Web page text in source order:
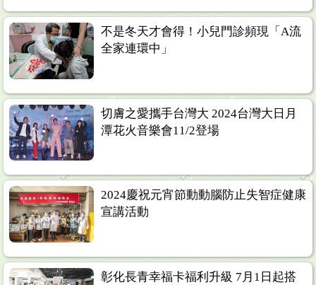
不是冬天才會得！小兒門診頻現「A流
全家連環中」
切膚之愛攜手台灣大 2024台灣大日月
潭花火音樂會11/2登場
2024慶祝元宵節動動腦防止失智症健康
宣講活動
彰化長青幸福卡福利升級 7月1日起搭